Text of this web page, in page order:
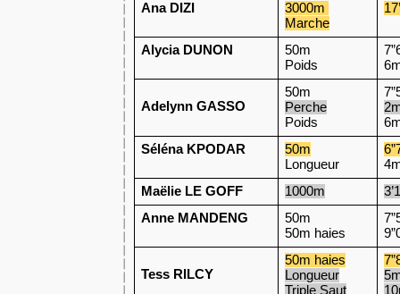
Ana DIZI
3000m
Marche
Alycia DUNON
50m
Poids
Adelynn GASSO
50m
Perche
Poids
Séléna KPODAR
50m
Longueur
Maëlie LE GOFF
1000m
Anne MANDENG
50m
50m haies
Tess RILCY
50m haies
Longueur
Triple Saut